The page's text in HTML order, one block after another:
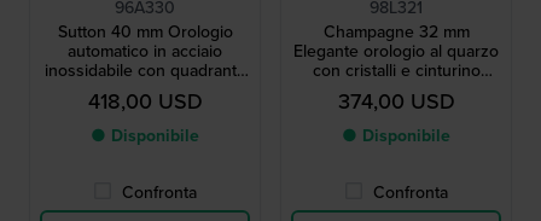
96A330
Sutton 40 mm Orologio
automatico in acciaio
inossidabile con quadrante
scheletrato
418,00 USD
● Disponibile
Confronta
98L321
Champagne 32 mm
Elegante orologio al quarzo
con cristalli e cinturino
milanese
374,00 USD
● Disponibile
Confronta